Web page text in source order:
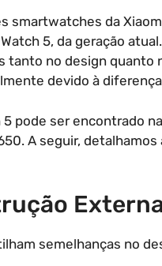
smartwatches da
5, da geração
no design quanto
devido à
pode ser encontrado
A seguir,
semelhanças no